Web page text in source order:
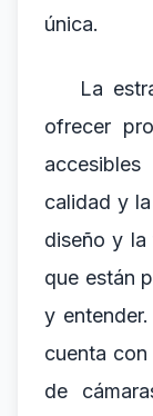
única.
La
ofrecer
calidad y
diseño y la
que están
y
cuenta
de